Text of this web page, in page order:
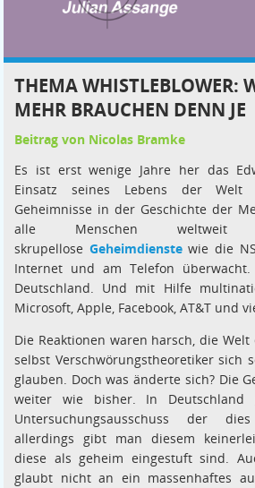
THEMA WHISTLEBLOWER:
MEHR BRAUCHEN DENN JE
Beitrag von Nicolas Bramke
Es ist erst wenige Jahre her das
Einsatz seines Lebens der Welt
Geheimnisse in der Geschichte der
alle Menschen weltweit
skrupellose Geheimdienstewie die
Internet und am Telefon
Deutschland. Und mit Hilfe
Microsoft, Apple, Facebook, AT&T und
Die Reaktionen waren harsch, die
selbst Verschwörungstheoretiker sich
glauben. Doch was änderte sich? Die
weiter wie bisher. In Deutschland
Untersuchungsausschuss der
allerdings gibt man diesem
diese als geheim eingestuft sind.
glaubt nicht an ein massenhaftes